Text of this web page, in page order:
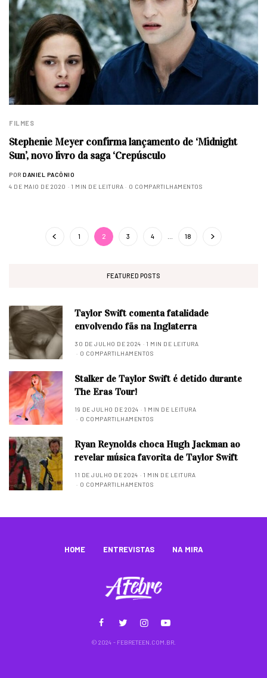
FILMES
Stephenie Meyer confirma lançamento de ‘Midnight
Sun’, novo livro da saga ‘Crepúsculo
POR DANIEL PACÔNIO
4 DE MAIO DE 2020
1 MIN DE LEITURA 0 COMPARTILHAMENTOS
1 2 3 4 18
FEATURED POSTS
Taylor Swift comenta fatalidade
envolvendo fãs na Inglaterra
30 DE JULHO DE 2024
1 MIN DE LEITURA
0 COMPARTILHAMENTOS
Stalker de Taylor Swift é detido durante
The Eras Tour!
19 DE JULHO DE 2024
1 MIN DE LEITURA
0 COMPARTILHAMENTOS
Ryan Reynolds choca Hugh Jackman ao
revelar música favorita de Taylor Swift
11 DE JULHO DE 2024
1 MIN DE LEITURA
0 COMPARTILHAMENTOS
HOME ENTREVISTAS NA MIRA
© 2024 - FEBRETEEN.COM.BR.